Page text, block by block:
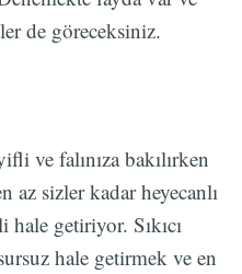
de göreceksiniz.
ve falınıza bakılırken
az sizler kadar heyecanlı
hale getiriyor. Sıkıcı
hale getirmek ve en